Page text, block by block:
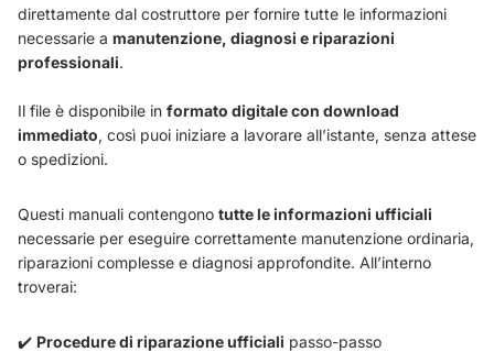
direttamente dal costruttore per fornire tutte le informazioni
necessarie a manutenzione, diagnosi e riparazioni
professionali.
Il file è disponibile in formato digitale con download
immediato, così puoi iniziare a lavorare all’istante, senza attese
o spedizioni.
Questi manuali contengono tutte le informazioni ufficiali
necessarie per eseguire correttamente manutenzione ordinaria,
riparazioni complesse e diagnosi approfondite. All’interno
troverai:
✔️ Procedure di riparazione ufficiali passo-passo